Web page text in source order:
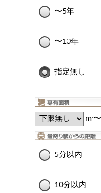
〜5年
〜10年
指定無し
m2〜
5分以内
10分以内